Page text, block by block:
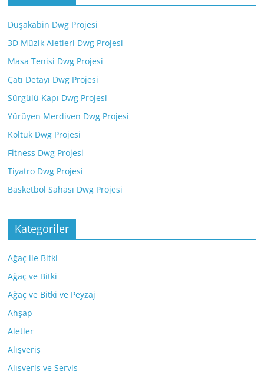
Duşakabin Dwg Projesi
3D Müzik Aletleri Dwg Projesi
Masa Tenisi Dwg Projesi
Çatı Detayı Dwg Projesi
Sürgülü Kapı Dwg Projesi
Yürüyen Merdiven Dwg Projesi
Koltuk Dwg Projesi
Fitness Dwg Projesi
Tiyatro Dwg Projesi
Basketbol Sahası Dwg Projesi
Kategoriler
Ağaç ile Bitki
Ağaç ve Bitki
Ağaç ve Bitki ve Peyzaj
Ahşap
Aletler
Alışveriş
Alışveriş ve Servis